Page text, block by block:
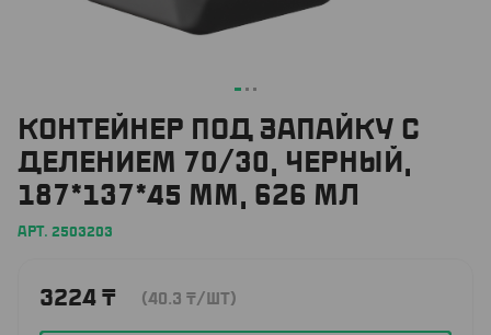
КОНТЕЙНЕР ПОД ЗАПАЙКУ С
ДЕЛЕНИЕМ 70/30, ЧЕРНЫЙ,
187*137*45 ММ, 626 МЛ
АРТ. 2503203
3224 ₸ (40.3 ₸/ШТ)